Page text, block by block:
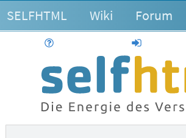
SELFHTML Wiki Forum
anmelden